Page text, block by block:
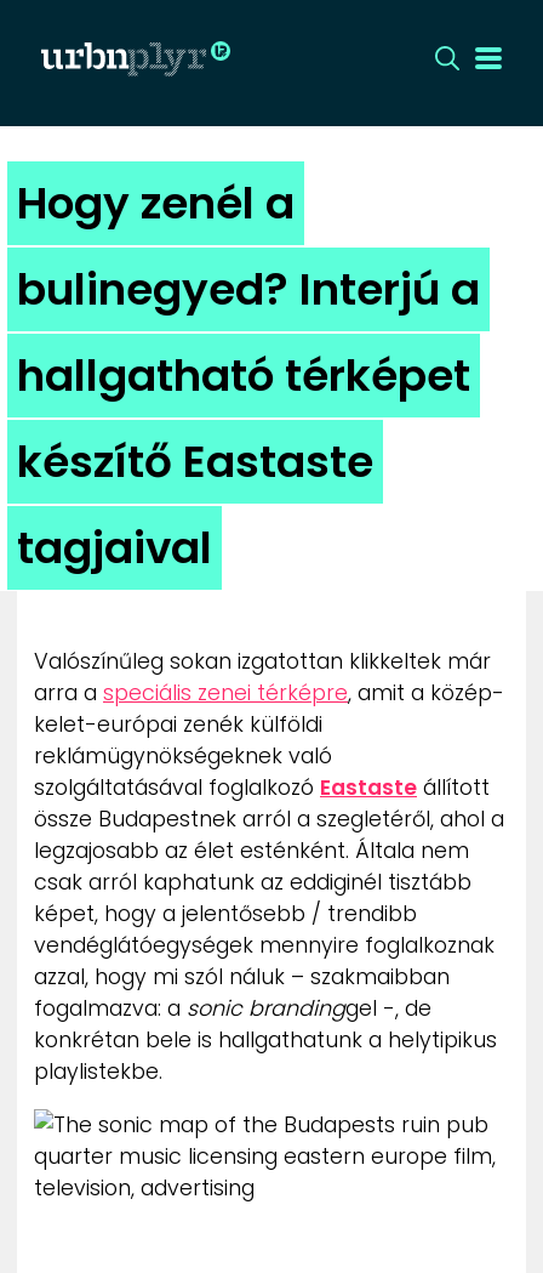
CÍMLAP
DIZÁJN
DIVAT
HIP
KULT
UTCA
ZENE
IMPRESSZUM
PR-ARCHÍVUM
ADATKEZELÉSI TÁJÉKOZTATÓ
Hogy zenél a
bulinegyed? Interjú a
hallgatható térképet
készítő Eastaste
tagjaival
Valószínűleg sokan izgatottan klikkeltek már
arra a speciális zenei térképre, amit a közép-
kelet-európai zenék külföldi
reklámügynökségeknek való
szolgáltatásával foglalkozó Eastaste állított
össze Budapestnek arról a szegletéről, ahol a
legzajosabb az élet esténként. Általa nem
csak arról kaphatunk az eddiginél tisztább
képet, hogy a jelentősebb / trendibb
vendéglátóegységek mennyire foglalkoznak
azzal, hogy mi szól náluk – szakmaibban
fogalmazva: a sonic brandinggel -, de
konkrétan bele is hallgathatunk a helytipikus
playlistekbe.